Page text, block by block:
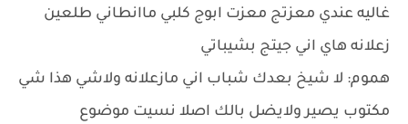
غاليه عندي معزتج معزت ابوج كلبي ماانطاني طلعين
زعلانه هاي اني جيتج بشيباتي
هموم: لا شيخ بعدك شباب اني مازعلانه ولاشي هذا شي
مكتوب يصير ولايضل بالك اصلا نسيت موضوع